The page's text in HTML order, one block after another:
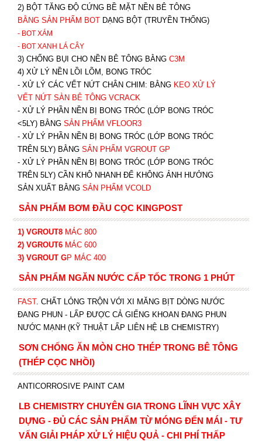
2) BỘT TĂNG ĐỘ CỨNG BỀ MẶT NỀN BÊ TÔNG
BẰNG SẢN PHẨM BOTDẠNG BỘT (TRUYỀN THỐNG)
- BOT XÁM
- BOT XANH LÁ CÂY
3) CHỐNG BỤI CHO NỀN BÊ TÔNG BẰNG C3M
4) XỬ LÝ NỀN LỒI LÕM, BONG TRÓC
- XỬ LÝ CÁC VẾT NỨT CHÂN CHIM: BẰNG KEO XỬ LÝ
VẾT NỨT SÀN BÊ TÔNG VCRACK
- XỬ LÝ PHẦN NỀN BỊ BONG TRÓC (LỚP BONG TRÓC
<5LY) BẰNG SẢN PHẨM VFLOOR3
- XỬ LÝ PHẦN NỀN BỊ BONG TRÓC (LỚP BONG TRÓC
TRÊN 5LY) BẰNG SẢN PHẨM VGROUT GP
- XỬ LÝ PHẦN NỀN BỊ BONG TRÓC (LỚP BONG TRÓC
TRÊN 5LY) CẦN KHÔ NHANH ĐỂ KHÔNG ẢNH HƯỞNG
SẢN XUẤT BẰNG SẢN PHẨM VCOLD
SẢN PHẨM BƠM ĐẦU CỌC KINGPOST
1) VGROUT8 MÁC 800
2) VGROUT6MÁC 600
3) VGROUT GP MÁC 400
SẢN PHẨM NGĂN NƯỚC CẤP TỐC TRONG 1 PHÚT
FAST. CHẤT LỎNG TRỘN VỚI XI MĂNG BỊT DÒNG NƯỚC
ĐANG PHUN - LẤP ĐƯỢC CẢ GIẾNG KHOAN ĐANG PHUN
NƯỚC MẠNH (KỸ THUẬT LẤP LIÊN HỆ LB CHEMISTRY)
SƠN CHỐNG ĂN MÒN CHO THÉP TRONG BÊ TÔNG
(THÉP CỌC NHỒI)
ANTICORROSIVE PAINT CAM
LB CHEMISTRY CHUYÊN GIA TRONG LĨNH VỰC XÂY
DỰNG - ĐỦ CÁC SẢN PHẨM TỪ MÓNG ĐẾN MÁI - TƯ
VẤN GIẢI PHÁP XỬ LÝ HIỆU QUẢ - CHI PHÍ THẤP